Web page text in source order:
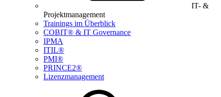
IT- &
Projektmanagement
Trainings im Überblick
COBIT® & IT Governance
IPMA
ITIL®
PMI®
PRINCE2®
Lizenzmanagement